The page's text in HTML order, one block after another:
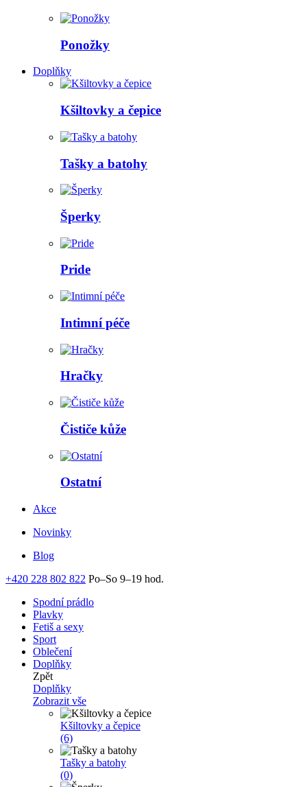
Ponožky
Doplňky
Kšiltovky a čepice
Tašky a batohy
Šperky
Pride
Intimní péče
Hračky
Čističe kůže
Ostatní
Akce
Novinky
Blog
+420 228 802 822 Po–So 9–19 hod.
Spodní prádlo
Plavky
Fetiš a sexy
Sport
Oblečení
Doplňky
Zpět
Doplňky
Zobrazit vše
Kšiltovky a čepice
(6)
Tašky a batohy
(0)